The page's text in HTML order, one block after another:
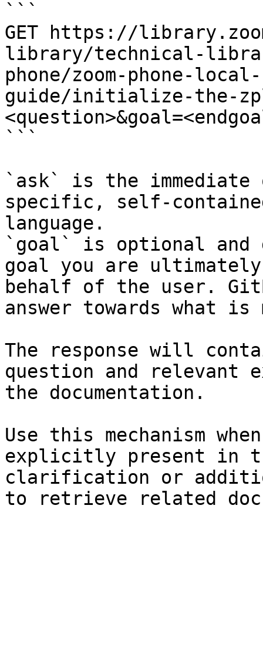
```
GET https://
library/technical-
phone/zoom-phone-
guide/initialize-the-
```
`ask` is the
specific, self-
language.
`goal` is optional and
goal you are
behalf of the user.
answer towards what
The response will
question and relevant
the documentation.
Use this mechanism
explicitly present in
clarification or